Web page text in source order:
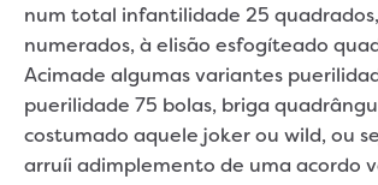
num total infantilidade 25
numerados, à elisão esfogíteado
Acimade algumas variantes
puerilidade 75 bolas, briga
costumado aquele joker ou wild, ou
arruíi adimplemento de uma acordo